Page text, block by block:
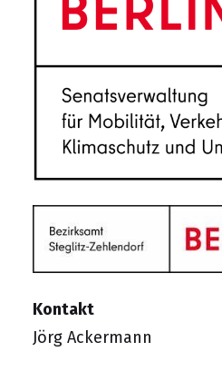
Kontakt
Jörg Ackermann